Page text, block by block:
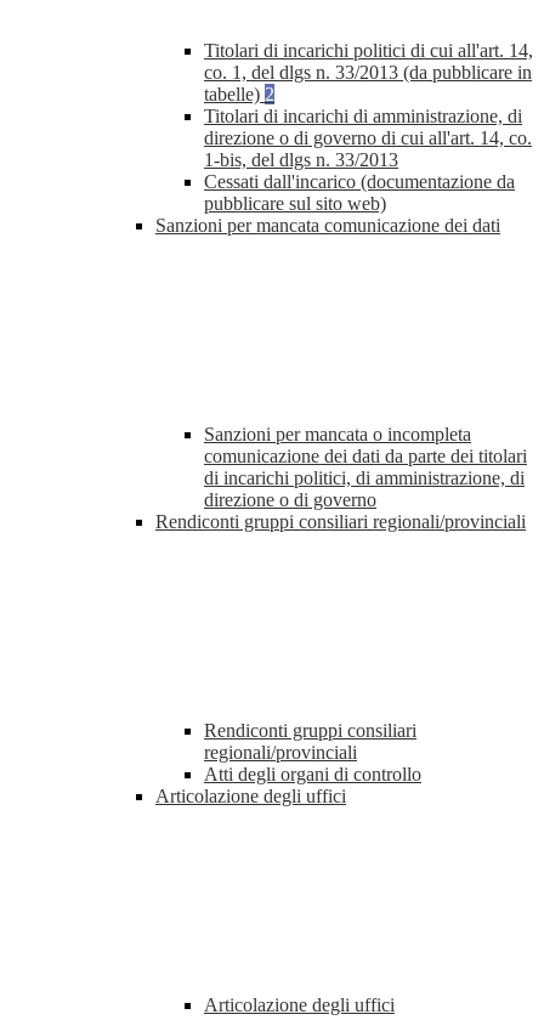
Titolari di incarichi politici di cui all'art. 14,
co. 1, del dlgs n. 33/2013 (da pubblicare in
tabelle) 2
Titolari di incarichi di amministrazione, di
direzione o di governo di cui all'art. 14, co.
1-bis, del dlgs n. 33/2013
Cessati dall'incarico (documentazione da
pubblicare sul sito web)
Sanzioni per mancata comunicazione dei dati
Sanzioni per mancata o incompleta
comunicazione dei dati da parte dei titolari
di incarichi politici, di amministrazione, di
direzione o di governo
Rendiconti gruppi consiliari regionali/provinciali
Rendiconti gruppi consiliari
regionali/provinciali
Atti degli organi di controllo
Articolazione degli uffici
Articolazione degli uffici